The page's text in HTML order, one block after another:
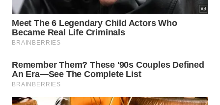
Como fazer o acabamento perfeito
A etapa final do processo exige o uso de um tecido
adequado que não solte fiapos na superfície limpa.
O pano feito de microfibra seca a área